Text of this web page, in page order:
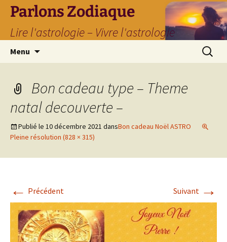
Parlons Zodiaque
Lire l'astrologie – Vivre l'astrologie
Menu
Bon cadeau type – Theme
natal decouverte –
Publié le 10 décembre 2021 dansBon cadeau Noël ASTRO
Pleine résolution (828 × 315)
← Précédent Suivant →